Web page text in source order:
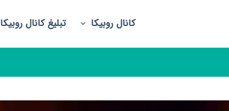
کانال روبیکا تبلیغ کانال روبیکا